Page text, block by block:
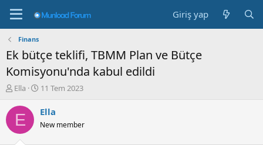
Giriş yap
Finans
Ek bütçe teklifi, TBMM Plan ve Bütçe
Komisyonu'nda kabul edildi
K
n
b
u
Ella
B
ş
a
11 Tem 2023
E Ella
New member